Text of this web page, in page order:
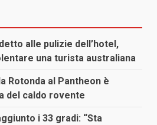
alle pulizie dell’hotel,
una turista australiana
Rotonda al Pantheon è
del caldo rovente
i 33 gradi: “Sta